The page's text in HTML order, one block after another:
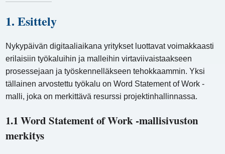
1. Esittely
Nykypäivän digitaaliaikana yritykset luottavat voimakkaasti
erilaisiin työkaluihin ja malleihin virtaviivaistaakseen
prosessejaan ja työskennelläkseen tehokkaammin. Yksi
tällainen arvostettu työkalu on Word Statement of Work -
malli, joka on merkittävä resurssi projektinhallinnassa.
1.1 Word Statement of Work -mallisivuston
merkitys